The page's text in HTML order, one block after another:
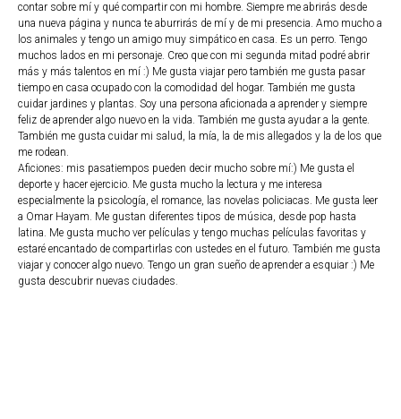
contar sobre mí y qué compartir con mi hombre. Siempre me abrirás desde
una nueva página y nunca te aburrirás de mí y de mi presencia. Amo mucho a
los animales y tengo un amigo muy simpático en casa. Es un perro. Tengo
muchos lados en mi personaje. Creo que con mi segunda mitad podré abrir
más y más talentos en mí :) Me gusta viajar pero también me gusta pasar
tiempo en casa ocupado con la comodidad del hogar. También me gusta
cuidar jardines y plantas. Soy una persona aficionada a aprender y siempre
feliz de aprender algo nuevo en la vida. También me gusta ayudar a la gente.
También me gusta cuidar mi salud, la mía, la de mis allegados y la de los que
me rodean.
Aficiones: mis pasatiempos pueden decir mucho sobre mí:) Me gusta el
deporte y hacer ejercicio. Me gusta mucho la lectura y me interesa
especialmente la psicología, el romance, las novelas policiacas. Me gusta leer
a Omar Hayam. Me gustan diferentes tipos de música, desde pop hasta
latina. Me gusta mucho ver películas y tengo muchas películas favoritas y
estaré encantado de compartirlas con ustedes en el futuro. También me gusta
viajar y conocer algo nuevo. Tengo un gran sueño de aprender a esquiar :) Me
gusta descubrir nuevas ciudades.